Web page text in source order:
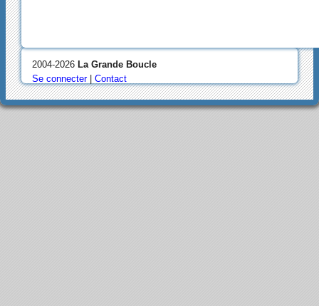
2004-2026 La Grande Boucle
Se connecter| Contact